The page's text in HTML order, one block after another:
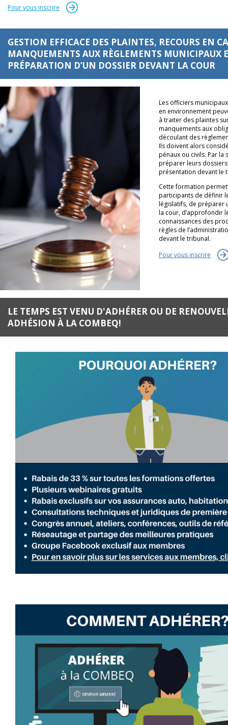
Pour vous inscrire
GESTION EFFICACE DES PLAINTES, RECOURS EN
MANQUEMENTS AUX RÈGLEMENTS MUNICIPAUX
PRÉPARATION D’UN DOSSIER DEVANT LA COUR
Les officiers
en environnement
à traiter des plaintes
manquements aux
découlant des
Ils doivent alors
pénaux ou civils. Par la
préparer leurs
présentation devant le
Cette formation
participants de définir
législatifs, de préparer
la cour, d’approfondir
connaissances des
règles de
devant le tribunal.
Pour vous inscrire
LE TEMPS EST VENU D'ADHÉRER OU DE
ADHÉSION À LA COMBEQ!